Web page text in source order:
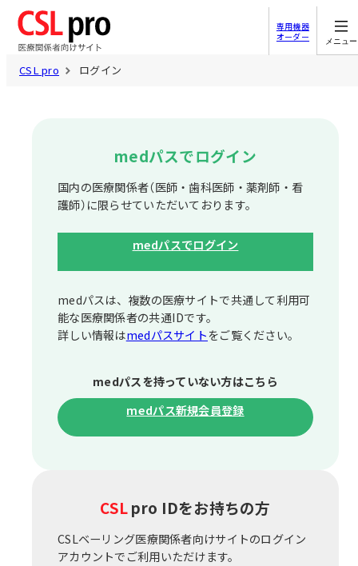
専用機器
オーダー
メニュー
CSL pro ログイン
medパスでログイン
国内の医療関係者（医師・歯科医師・薬剤師・看
護師）に限らせていただいております。
medパスでログイン
medパスは、複数の医療サイトで共通して利⽤可
能な医療関係者の共通IDです。
詳しい情報はmedパスサイトをご覧ください。
medパスを持っていない⽅はこちら
medパス新規会員登録
CSLpro IDをお持ちの⽅
CSLベーリング医療関係者向けサイトのログイン
アカウントでご利⽤いただけます。